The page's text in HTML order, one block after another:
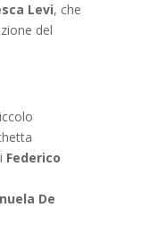
Levi, che
del
Federico
De